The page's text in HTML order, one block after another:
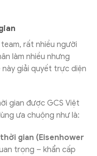
rất nhiều người
làm nhiều nhưng
giải quyết trực diện
gian được GCS Việt
ưa chuộng như là:
gian (Eisenhower
trọng – khẩn cấp